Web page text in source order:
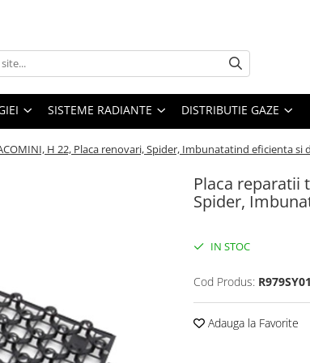
SISTEME RADIANTE DISTRIBUTIE GAZE
H 22, Placa renovari, Spider, Imbunatatind eficienta
Placa reparatii
Spider,
IN STOC
Cod Produs:
Adauga la Favorite